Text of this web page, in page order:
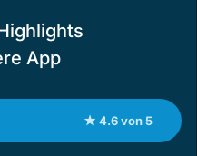
App
★ 4.6 von 5